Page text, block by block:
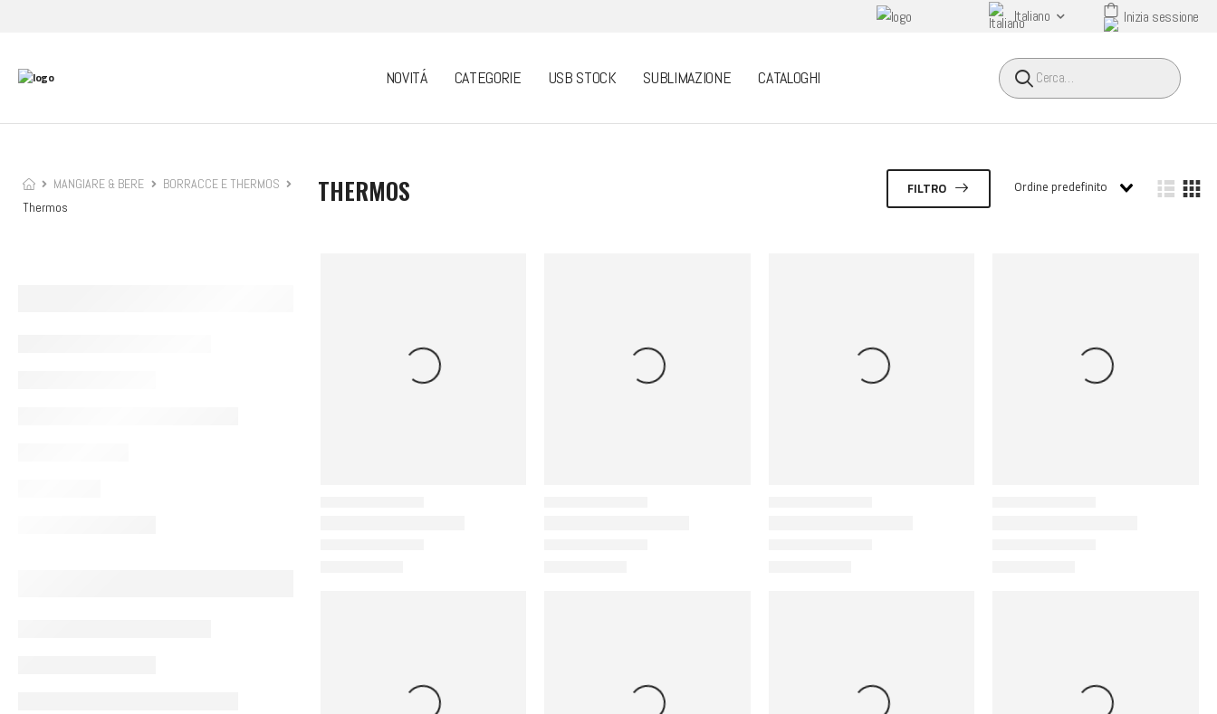
Italiano Inizia sessione
NOVITÁ CATEGORIE USB STOCK SUBLIMAZIONE CATALOGHI HEADER SEARCH
MANGIARE & BERE
BORRACCE E THERMOS
Thermos
THERMOS FILTRO Ordine predefinito